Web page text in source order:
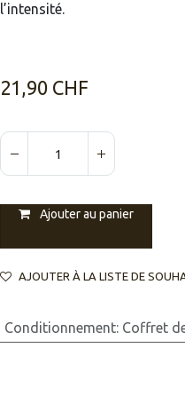
l’intensité.
21,90 CHF
Ajouter au panier
AJOUTER À LA LISTE DE
Conditionnement: Coffret